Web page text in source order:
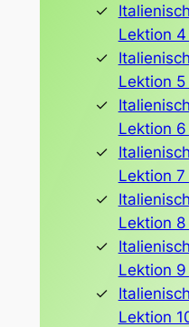
Lektion 4
Lektion
Lektion
Lektion 7
Lektion 8
Lektion
Lektion